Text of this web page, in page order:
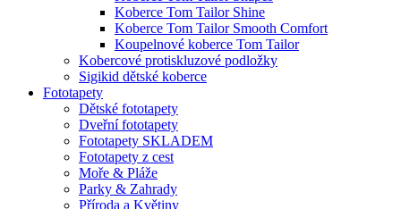
Koberce Tom Tailor Shine
Koberce Tom Tailor Smooth Comfort
Koupelnové koberce Tom Tailor
Kobercové protiskluzové podložky
Sigikid dětské koberce
Fototapety
Dětské fototapety
Dveřní fototapety
Fototapety SKLADEM
Fototapety z cest
Moře & Pláže
Parky & Zahrady
Příroda a Květiny